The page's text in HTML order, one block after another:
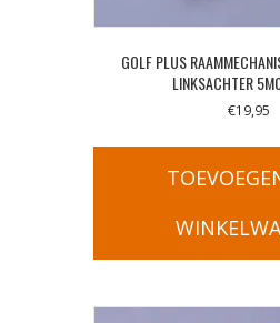
GOLF PLUS
LINKSACHTER
€19,95